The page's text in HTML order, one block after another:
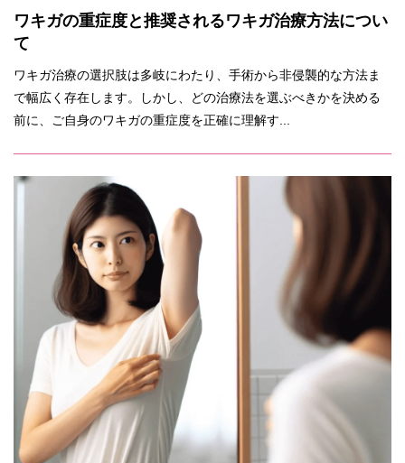
ワキガの重症度と推奨されるワキガ治療方法につい
て
ワキガ治療の選択肢は多岐にわたり、手術から非侵襲的な方法ま
で幅広く存在します。しかし、どの治療法を選ぶべきかを決める
前に、ご自身のワキガの重症度を正確に理解す...